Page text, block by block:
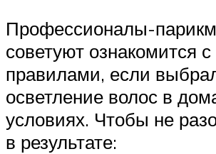
Профессионалы-
советуют ознакомится
правилами, если
осветление волос в
условиях. Чтобы не
в результате: